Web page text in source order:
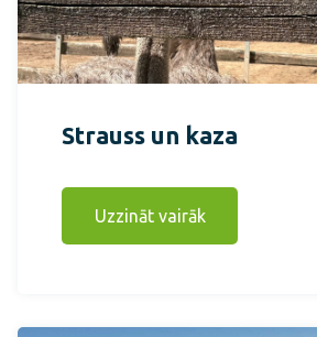
Strauss un kaza
Uzzināt vairāk